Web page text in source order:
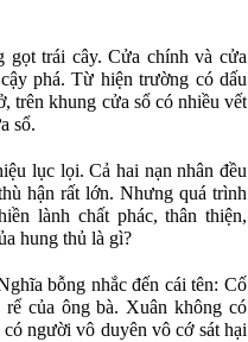
gọt trái cây. Cửa chính và cửa
phá. Từ hiện trường có dấu
trên khung cửa sổ có nhiều vết
sổ.
lục lọi. Cả hai nạn nhân đều
hận rất lớn. Nhưng quá trình
lành chất phác, thân thiện,
hung thủ là gì?
bỗng nhắc đến cái tên: Cố
của ông bà. Xuân không có
người vô duyên vô cớ sát hại